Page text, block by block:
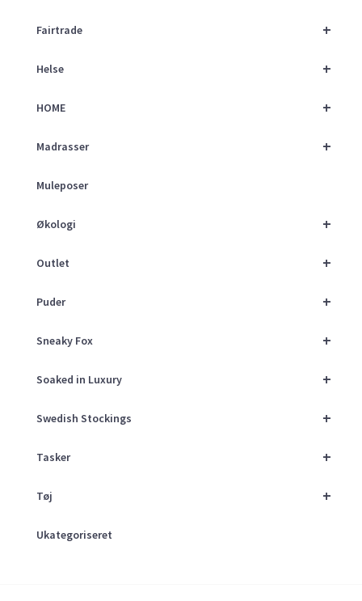
+
Fairtrade
+
Helse
+
HOME
+
Madrasser
Muleposer
+
Økologi
+
Outlet
+
Puder
+
Sneaky Fox
+
Soaked in Luxury
+
Swedish Stockings
+
Tasker
+
Tøj
Ukategoriseret